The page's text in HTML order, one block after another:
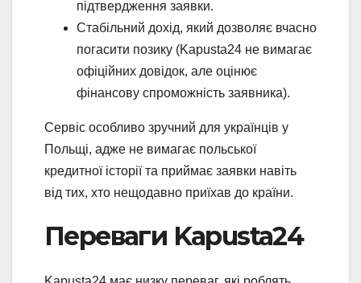
підтвердження заявки.
Стабільний дохід, який дозволяє вчасно
погасити позику (Kapusta24 не вимагає
офіційних довідок, але оцінює
фінансову спроможність заявника).
Сервіс особливо зручний для українців у
Польщі, адже не вимагає польської
кредитної історії та приймає заявки навіть
від тих, хто нещодавно приїхав до країни.
Переваги Kapusta24